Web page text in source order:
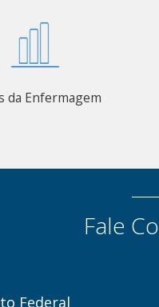
da Enfermagem
Fale
Federal